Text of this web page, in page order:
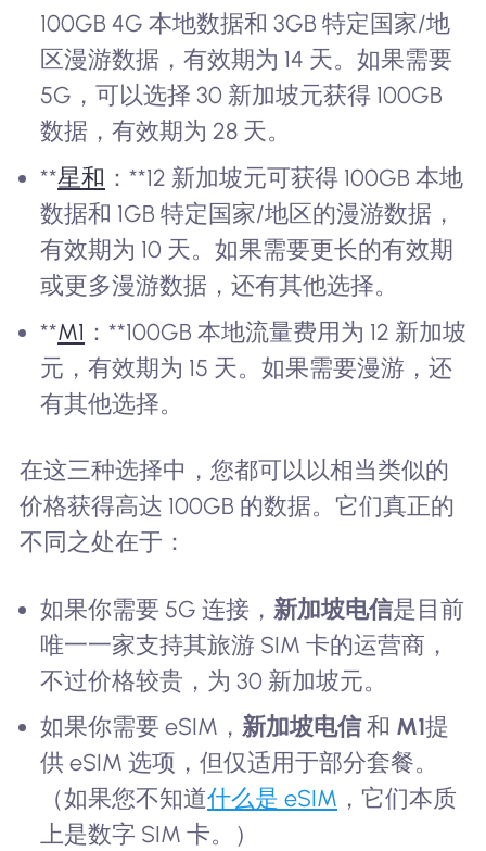
100GB 4G 本地数据和 3GB 特定国家/地
区漫游数据，有效期为 14 天。如果需要
5G，可以选择 30 新加坡元获得 100GB
数据，有效期为 28 天。
**星和 ：**12 新加坡元可获得 100GB 本地
数据和 1GB 特定国家/地区的漫游数据，
有效期为 10 天。如果需要更长的有效期
或更多漫游数据，还有其他选择。
**M1 ：**100GB 本地流量费用为 12 新加坡
元，有效期为 15 天。如果需要漫游，还
有其他选择。
在这三种选择中，您都可以以相当类似的
价格获得高达 100GB 的数据。它们真正的
不同之处在于：
如果你需要 5G 连接， 新加坡电信是目前
唯一一家支持其旅游 SIM 卡的运营商，
不过价格较贵，为 30 新加坡元。
如果你需要 eSIM， 新加坡电信和 M1提
供 eSIM 选项，但仅适用于部分套餐。
（如果您不知道什么是 eSIM ，它们本质
上是数字 SIM 卡。）